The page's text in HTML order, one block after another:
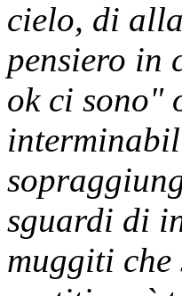
cielo, di
pensiero in
ok ci sono"
sguardi di
muggiti che